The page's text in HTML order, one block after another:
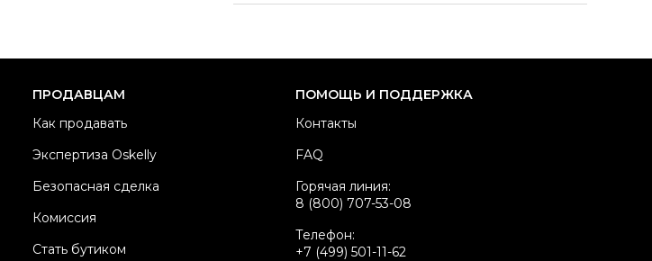
Состояние товара
Продавец
ПРОДАВЦАМ
Как продавать
Экспертиза Oskelly
Безопасная сделка
Комиссия
Стать бутиком
ПОМОЩЬ И ПОДДЕРЖКА
Контакты
FAQ
Горячая линия:
8 (800) 707-53-08
Телефон:
+7 (499) 501-11-62